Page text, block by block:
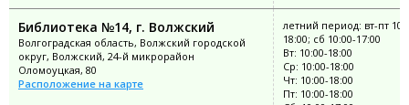
Библиотека №14, г. Волжский
Волгоградская область, Волжский городской
округ, Волжский, 24-й микрорайон
Оломоуцкая, 80
Расположение на карте
летний период: вт-пт
18:00; сб 10:00-17:00
Вт: 10:00-18:00
Ср: 10:00-18:00
Чт: 10:00-18:00
Пт: 10:00-18:00